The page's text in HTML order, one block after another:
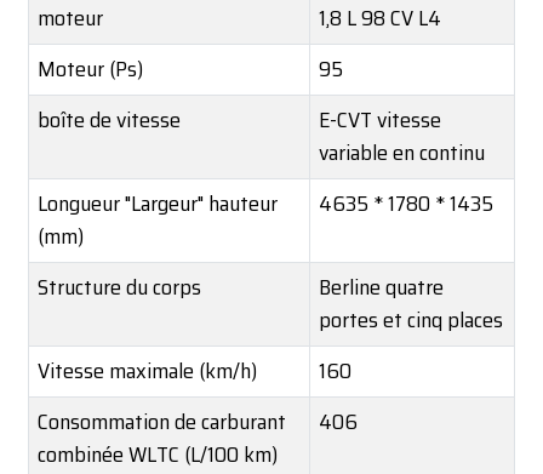
moteur
1,8 L 98 CV L4
Moteur (Ps)
95
boîte de vitesse
E-CVT vitesse
variable en continu
Longueur "Largeur" ​​hauteur
(mm)
4635 * 1780 * 1435
Structure du corps
Berline quatre
portes et cinq places
Vitesse maximale (km/h)
160
Consommation de carburant
combinée WLTC (L/100 km)
406